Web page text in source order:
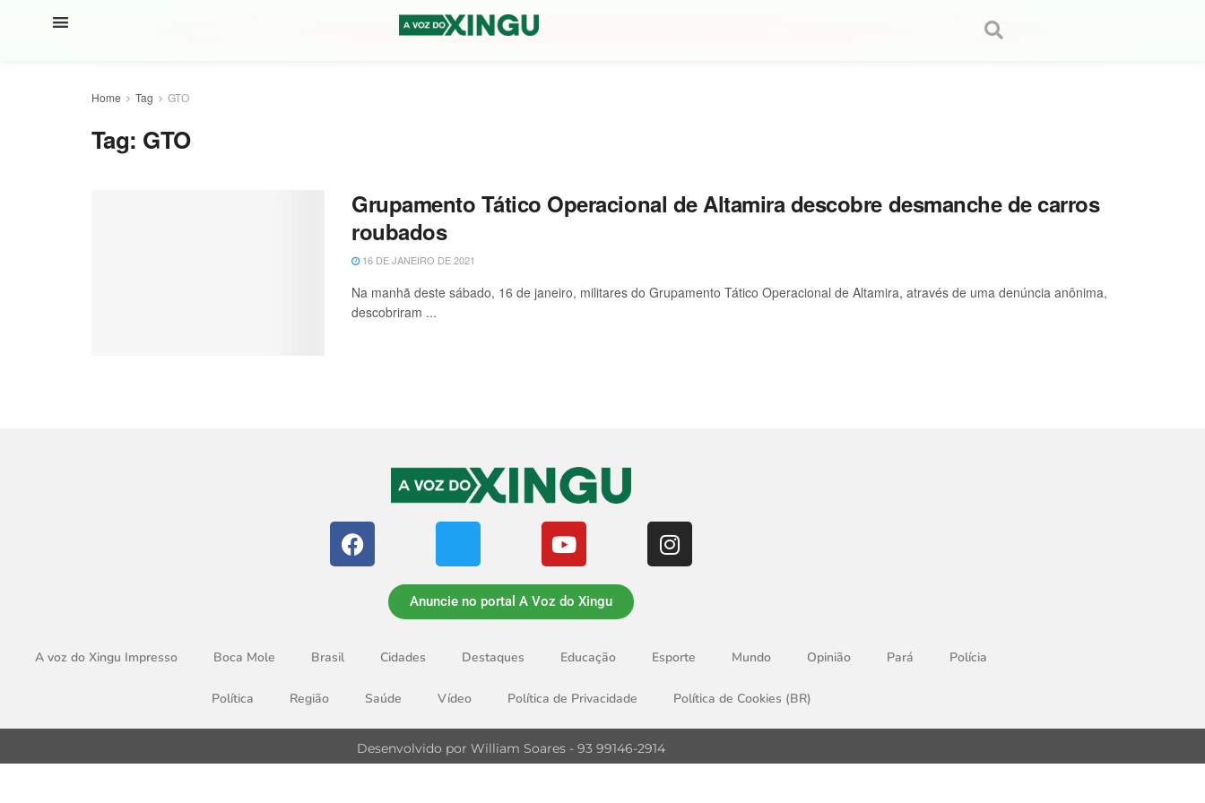
Home Tag GTO
Tag: GTO
Grupamento Tático Operacional de Altamira descobre desmanche de carros
roubados
16 DE JANEIRO DE 2021
Na manhã deste sábado, 16 de janeiro, militares do Grupamento Tático Operacional de Altamira, através de uma denúncia anônima,
descobriram ...
Anuncie no portal A Voz do Xingu
A voz do Xingu Impresso Boca Mole Brasil Cidades Destaques Educação Esporte Mundo Opinião Pará Polícia
Política Região Saúde Vídeo Política de Privacidade Política de Cookies (BR)
Desenvolvido por William Soares - 93 99146-2914